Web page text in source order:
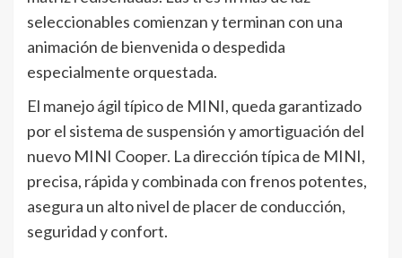
seleccionables comienzan y terminan con una
animación de bienvenida o despedida
especialmente orquestada.
El manejo ágil típico de MINI, queda garantizado
por el sistema de suspensión y amortiguación del
nuevo MINI Cooper. La dirección típica de MINI,
precisa, rápida y combinada con frenos potentes,
asegura un alto nivel de placer de conducción,
seguridad y confort.